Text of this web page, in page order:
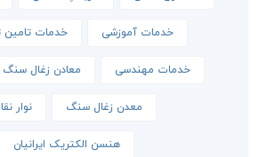
خدمات آموزشی خدمات تامین
خدمات مهندسی معادن زغال سنگ
معدن زغال سنگ نوار
هنسن الکتریک ایرانیان